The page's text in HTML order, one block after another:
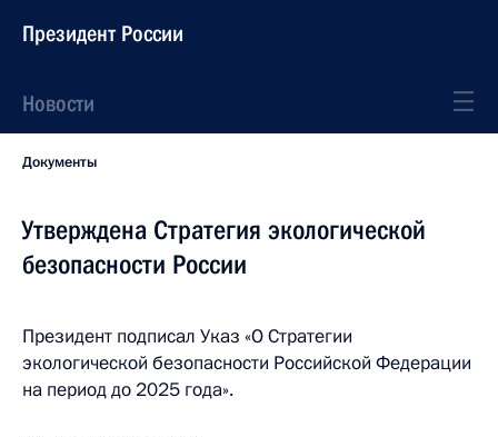
Президент России
Новости
Документы
Утверждена Стратегия экологической
безопасности России
Президент подписал Указ «О Стратегии
экологической безопасности Российской Федерации
на период до 2025 года».